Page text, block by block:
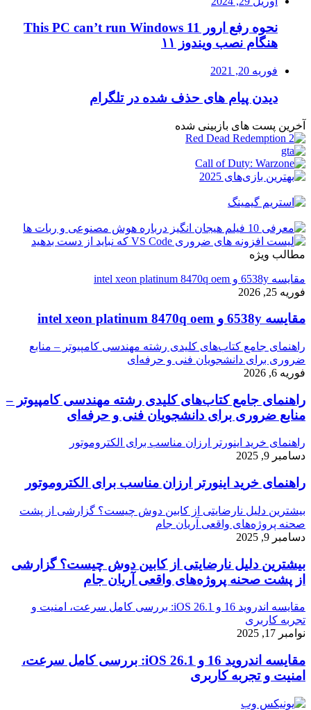
نحوه رفع ارور This PC can’t run Windows 11
هنگام نصب ویندوز ۱۱
فوریه 20, 2021
دیدن پیام های حذف شده در تلگرام
آخرین پست های بازبینی شده
مطالب ویژه
مقایسه 6538y و intel xeon platinum 8470q oem
فوریه 25, 2026
مقایسه 6538y و intel xeon platinum 8470q oem
راهنمای جامع کتاب‌های کلیدی رشته مهندسی کامپیوتر – منابع
ضروری برای دانشجویان فنی و حرفه‌ای
فوریه 6, 2026
راهنمای جامع کتاب‌های کلیدی رشته مهندسی کامپیوتر –
منابع ضروری برای دانشجویان فنی و حرفه‌ای
راهنمای خرید اینورتر ارزان مناسب برای الکتروموتور
دسامبر 9, 2025
راهنمای خرید اینورتر ارزان مناسب برای الکتروموتور
بیشترین دلیل نارضایتی از کابین دوش چیست؟ گزارشی از پشت
صحنه پروژه‌های واقعی آریان جام
دسامبر 9, 2025
بیشترین دلیل نارضایتی از کابین دوش چیست؟ گزارشی
از پشت صحنه پروژه‌های واقعی آریان جام
مقایسه اندروید 16 و iOS 26.1: بررسی کامل سرعت، امنیت و
تجربه کاربری
نوامبر 17, 2025
مقایسه اندروید 16 و iOS 26.1: بررسی کامل سرعت،
امنیت و تجربه کاربری